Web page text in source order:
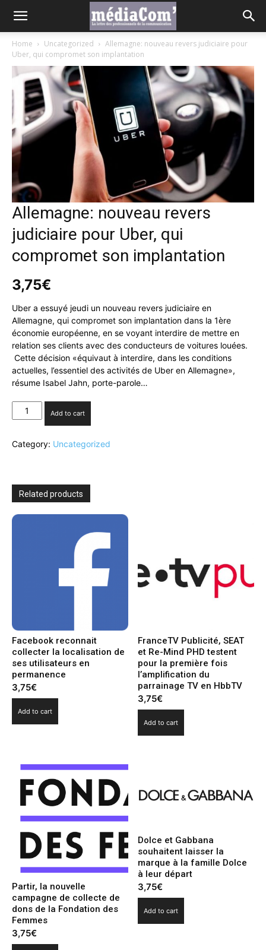
Home Uncategorized
Allemagne: nouveau revers judiciaire pour
Uber, qui compromet son implantation
Allemagne: nouveau revers
judiciaire pour Uber, qui
compromet son implantation
3,75€
Uber a essuyé jeudi un nouveau revers judiciaire en
Allemagne, qui compromet son implantation dans la 1ère
économie européenne, en se voyant interdire de mettre en
relation ses clients avec des conducteurs de voitures louées.
Cette décision «équivaut à interdire, dans les conditions
actuelles, l’essentiel des activités de Uber en Allemagne»,
résume Isabel Jahn, porte-parole…
Allemagne:
nouveau
judiciaire
compromet
implantation
Add to cart
Category: Uncategorized
Related products
Facebook reconnait
collecter la localisation de
ses utilisateurs en
permanence
3,75€
Add to cart
FranceTV Publicité, SEAT
et Re-Mind PHD testent
pour la première fois
l’amplification du
parrainage TV en HbbTV
3,75€
Add to cart
Partir, la nouvelle
campagne de collecte de
dons de la Fondation des
Femmes
3,75€
Dolce et Gabbana
souhaitent laisser la
marque à la famille Dolce
à leur départ
3,75€
Add to cart